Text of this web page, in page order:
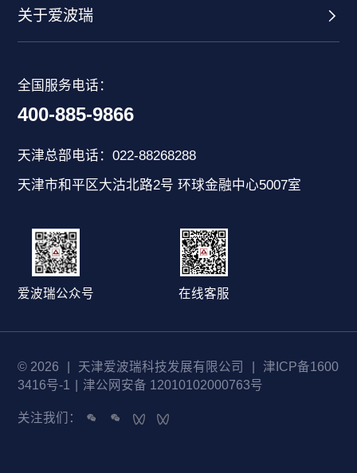
关于爱波瑞
全国服务电话：
400-885-9866
天津总部电话：022-88268288
天津市和平区大沽北路2号 环球金融中心5007室
爱波瑞公众号 在线客服
© 2026 天津爱波瑞科技发展有限公司
津ICP备1600
3416号-1
津公网安备 12010102000763号
关注我们：